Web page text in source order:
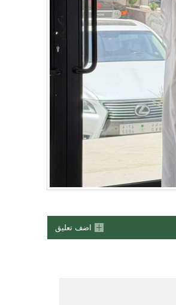
اضف تعليق